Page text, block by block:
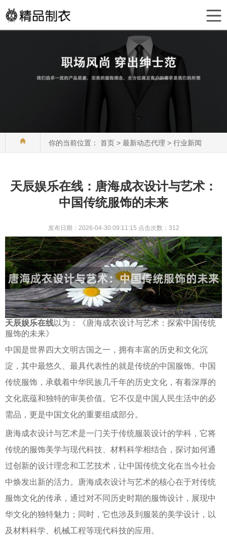
你的当前位置： 首页 > 最新动态代理 > 行业新闻
天辰娱乐在线：唐海成衣设计与艺术：
中国传统服饰的未来
发布日期：2026-04-30 09:11:15 点击次数： 312
天辰娱乐在线以为：《唐海成衣设计与艺术：探索中国传统
服饰的未来》
中国是世界四大文明古国之一，拥有丰富的历史和文化沉
淀，其中最悠久、最具代表性的就是传统的中国服饰。中国
传统服饰，承载着中华民族几千年的历史文化，有着深厚的
文化底蕴和独特的审美价值。它不仅是中国人民生活中的必
需品，更是中国文化的重要组成部分。
唐海成衣设计与艺术是一门关于传统服装设计的学科，它将
传统的服饰美学与现代科技、材料科学相结合，探讨如何通
过创新的设计理念和工艺技术，让中国传统文化在当今社会
中焕发出新的活力。唐海成衣设计与艺术的核心在于对传统
服饰文化的传承，通过对不同历史时期的服饰设计，展现中
华文化的独特魅力；同时，它也涉及到服装的美学设计，以
及材料科学、机械工程等现代科技的应用。